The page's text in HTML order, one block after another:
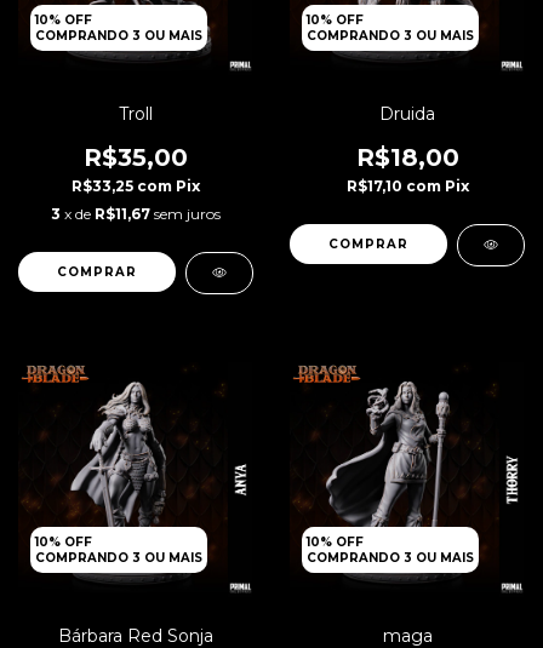
10% OFF
COMPRANDO 3 OU MAIS
Troll
R$35,00
R$33,25 com Pix
3 x de R$11,67 sem juros
10% OFF
COMPRANDO 3 OU MAIS
Druida
R$18,00
R$17,10 com Pix
COMPRAR
10% OFF
COMPRANDO 3 OU MAIS
Bárbara Red Sonja
10% OFF
COMPRANDO 3 OU MAIS
maga